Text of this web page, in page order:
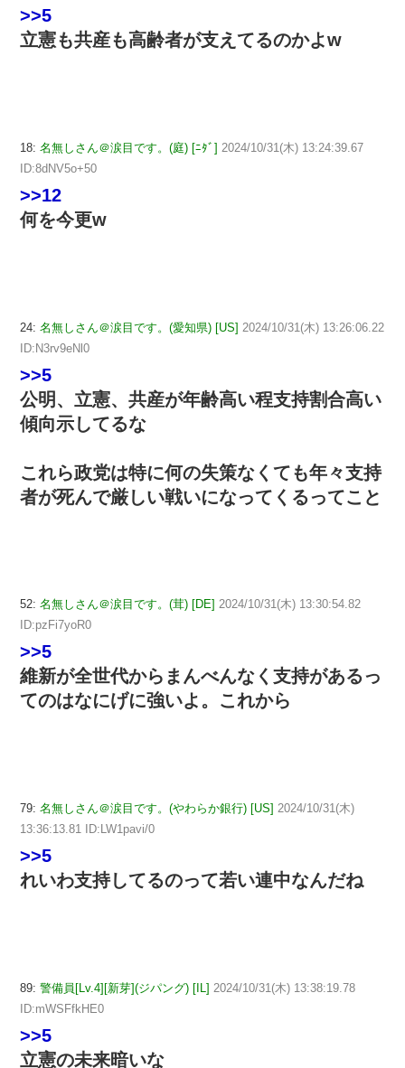
>>5
立憲も共産も高齢者が支えてるのかよw
18: 名無しさん＠涙目です。(庭) [ﾆﾀﾞ] 2024/10/31(木) 13:24:39.67
ID:8dNV5o+50
>>12
何を今更w
24: 名無しさん＠涙目です。(愛知県) [US] 2024/10/31(木) 13:26:06.22
ID:N3rv9eNl0
>>5
公明、立憲、共産が年齢高い程支持割合高い
傾向示してるな
これら政党は特に何の失策なくても年々支持
者が死んで厳しい戦いになってくるってこと
52: 名無しさん＠涙目です。(茸) [DE] 2024/10/31(木) 13:30:54.82
ID:pzFi7yoR0
>>5
維新が全世代からまんべんなく支持があるっ
てのはなにげに強いよ。これから
79: 名無しさん＠涙目です。(やわらか銀行) [US] 2024/10/31(木)
13:36:13.81 ID:LW1pavi/0
>>5
れいわ支持してるのって若い連中なんだね
89: 警備員[Lv.4][新芽](ジパング) [IL] 2024/10/31(木) 13:38:19.78
ID:mWSFfkHE0
>>5
立憲の未来暗いな